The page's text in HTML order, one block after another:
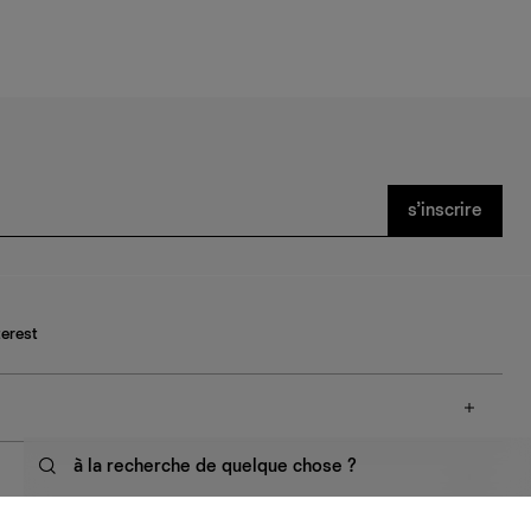
à la recherche de quelque chose ?
s’inscrire